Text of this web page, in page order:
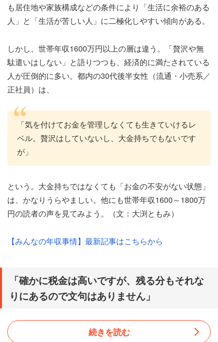
も居住地や家族構成などの条件により「生活に余裕のある
人」と「生活が苦しい人」に二極化しやすい傾向がある。
しかし、世帯年収1600万円以上の層は違う。「贅沢や無
駄遣いはしない」と語りつつも、経済的に満たされている
人が圧倒的に多い。都内の30代後半女性（流通・小売系／
正社員）は、
「気を付けてお金を管理しなくても生きていけるレ
ベル。贅沢はしていないし、大金持ちでもないです
が」
という。大金持ちではなくても「お金の不安がない状態」
は、かなりうらやましい。他にも世帯年収1600～1800万
円の読者の声を見てみよう。（文：大渕ともみ）
【みんなの年収事情】最新記事はこちらから
「確かに税金は高いですが、残る分もそれな
りにあるので文句はありません」
続きを読む